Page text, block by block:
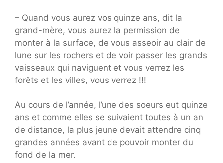
– Quand vous aurez vos quinze ans, dit la
grand-mère, vous aurez la permission de
monter à la surface, de vous asseoir au clair de
lune sur les rochers et de voir passer les grands
vaisseaux qui naviguent et vous verrez les
forêts et les villes, vous verrez !!!
Au cours de l’année, l’une des soeurs eut quinze
ans et comme elles se suivaient toutes à un an
de distance, la plus jeune devait attendre cinq
grandes années avant de pouvoir monter du
fond de la mer.